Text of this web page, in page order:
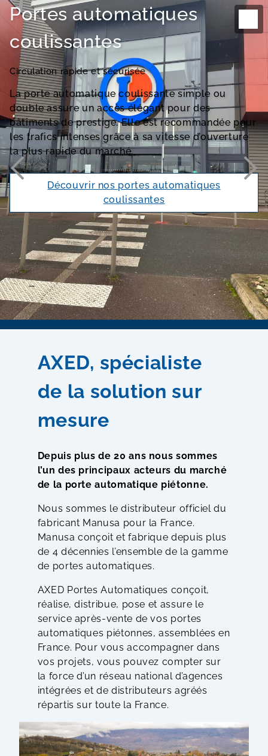
Portes automatiques
coulissantes
Circulation rapide et sécurisée
La porte automatique coulissante simple ou
double assure un accès élégant pour des
bâtiments de prestige. Elle est recommandée pour
les trafics intenses grâce à sa vitesse d’ouverture
la plus rapide du marché.
Découvrir nos portes automatiques
coulissantes
AXED, spécialiste
de la solution sur
mesure
Depuis plus de 20 ans nous sommes
l’un des principaux acteurs du marché
de la porte automatique piétonne.
Nous sommes le distributeur officiel du
fabricant Manusa pour la France.
Manusa conçoit et fabrique depuis plus
de 4 décennies l’ensemble de la gamme
de portes automatiques.
AXED Portes Automatiques conçoit,
réalise, distribue, pose et assure le
service après-vente de vos portes
automatiques piétonnes, assemblées en
France. Pour vous accompagner dans
vos projets, vous pouvez compter sur
la force d’un réseau national d’agences
intégrées et de distributeurs agréés
répartis sur toute la France.